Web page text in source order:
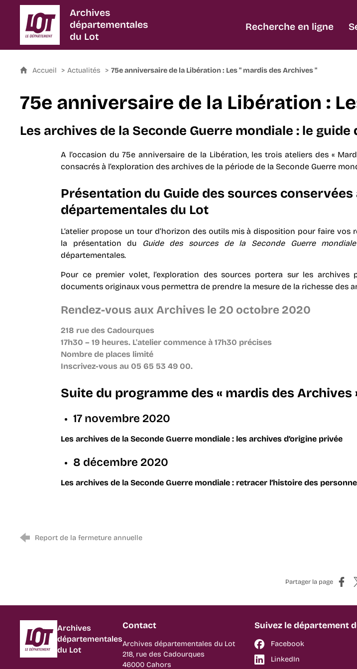
Archives
départementales
du Lot
Recherche en ligne
Accueil Actualités 75e anniversaire de la Libération : Les " mardis des Archives "
75e anniversaire de la Libération :
Les archives de la Seconde Guerre mondiale : le guide
A l’occasion du 75e anniversaire de la Libération, les trois ateliers des «
consacrés à l’exploration des archives de la période de la Seconde Guerre
Présentation du Guide des sources
départementales du Lot
L’atelier propose un tour d’horizon des outils mis à disposition pour faire vos
la présentation du
Guide des sources de la Seconde Guerre mondiale
départementales.
Pour ce premier volet, l’exploration des sources portera sur les archives
documents originaux vous permettra de prendre la mesure de la richesse des
Rendez-vous aux Archives le 20 octobre 2020
218 rue des Cadourques
17h30 – 19 heures. L'atelier commence à 17h30 précises
Nombre de places limité
Inscrivez-vous au 05 65 53 49 00.
Suite du programme des « mardis des Archives
17 novembre 2020
Les archives de la Seconde Guerre mondiale : les archives d’origine privée
8 décembre 2020
Les archives de la Seconde Guerre mondiale : retracer l’histoire des
Report de la fermeture annuelle
Partager la page
Département du Lot
Archives
départementales
du Lot
Contact
Archives départementales du Lot
218, rue des Cadourques
46000 Cahors
Suivez le département
Facebook
LinkedIn